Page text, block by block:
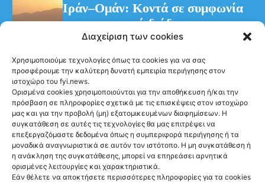
Διαχείριση των cookies
Χρησιμοποιούμε τεχνολογίες όπως τα cookies για να σας
προσφέρουμε την καλύτερη δυνατή εμπειρία περιήγησης στον
ιστοχώρο του fyi.news.
Ορισμένα cookies χρησιμοποιούνται για την αποθήκευση ή/και την
πρόσβαση σε πληροφορίες σχετικά με τις επισκέψεις στον ιστοχώρο
μας και για την προβολή (μη) εξατομικευμένων διαφημίσεων. Η
συγκατάθεση σε αυτές τις τεχνολογίες θα μας επιτρέψει να
επεξεργαζόμαστε δεδομένα όπως η συμπεριφορά περιήγησης ή τα
μοναδικά αναγνωριστικά σε αυτόν τον ιστότοπο. Η μη συγκατάθεση ή
η ανάκληση της συγκατάθεσης, μπορεί να επηρεάσει αρνητικά
ορισμένες λειτουργίες και χαρακτηριστικά.
Εάν θέλετε να αποκτήσετε περισσότερες πληροφορίες για τα cookies
Ιράν–Ομάν: Κοντά σε συμφωνία
για προσωρινό διάδρομο στα
Στενά του Ορμούζ
Ακολούθησέ μας